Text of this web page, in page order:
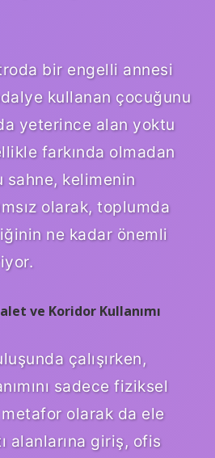
bir engelli annesi
kullanan çocuğunu
yeterince alan yoktu
farkında olmadan
sahne, kelimenin
olarak, toplumda
ne kadar önemli
ve Koridor Kullanımı
çalışırken,
sadece fiziksel
olarak da ele
alanlarına giriş, ofis